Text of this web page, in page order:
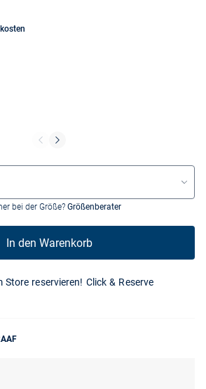
bei der Größe? Größenberater
In den Warenkorb
Store reservieren! Click & Reserve